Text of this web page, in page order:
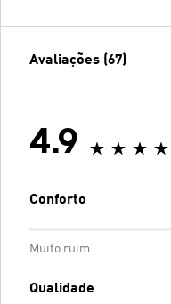
Avaliações (67)
4.9
Conforto
Muito ruim
Qualidade